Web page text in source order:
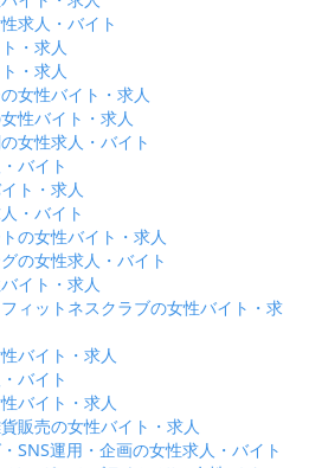
求人・バイト
・求人
・求人
女性バイト・求人
性バイト・求人
女性求人・バイト
バイト
ト・求人
・バイト
の女性バイト・求人
の女性求人・バイト
イト・求人
ィットネスクラブの女性バイト・求
バイト・求人
バイト
バイト・求人
販売の女性バイト・求人
SNS運用・企画の女性求人・バイト